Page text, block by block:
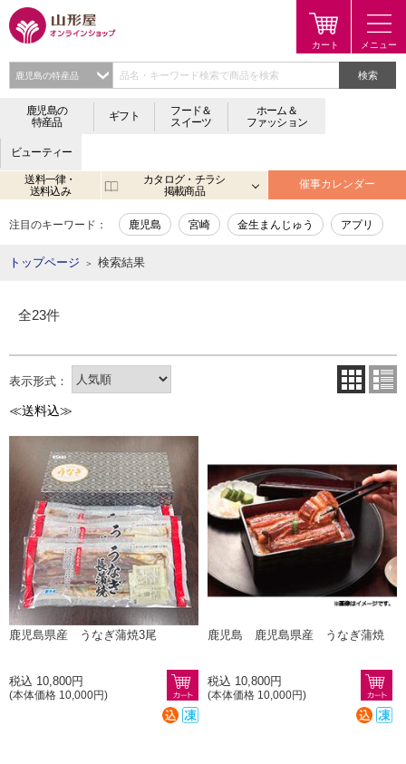
検索
鹿児島の
特産品
ギフト
フード＆
スイーツ
ホーム＆
ファッション
ビューティー
送料一律・
送料込み
カタログ・チラシ
掲載商品
催事カレンダー
注目のキーワード： 鹿児島 宮崎 金生まんじゅう アプリ
トップページ ＞ 検索結果
全23件
≪送料込≫
鹿児島県産 うなぎ蒲焼3尾
税込 10,800円
(本体価格 10,000円)
鹿児島 鹿児島県産 うなぎ蒲焼
税込 10,800円
(本体価格 10,000円)